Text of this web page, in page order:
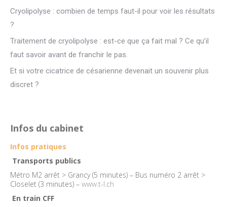
Cryolipolyse : combien de temps faut-il pour voir les résultats
?
Traitement de cryolipolyse : est-ce que ça fait mal ? Ce qu’il
faut savoir avant de franchir le pas.
Et si votre cicatrice de césarienne devenait un souvenir plus
discret ?
Infos du cabinet
Infos pratiques
Transports publics
Métro M2 arrêt > Grancy (5 minutes) – Bus numéro 2 arrêt >
Closelet (3 minutes) – www.t-l.ch
En train CFF